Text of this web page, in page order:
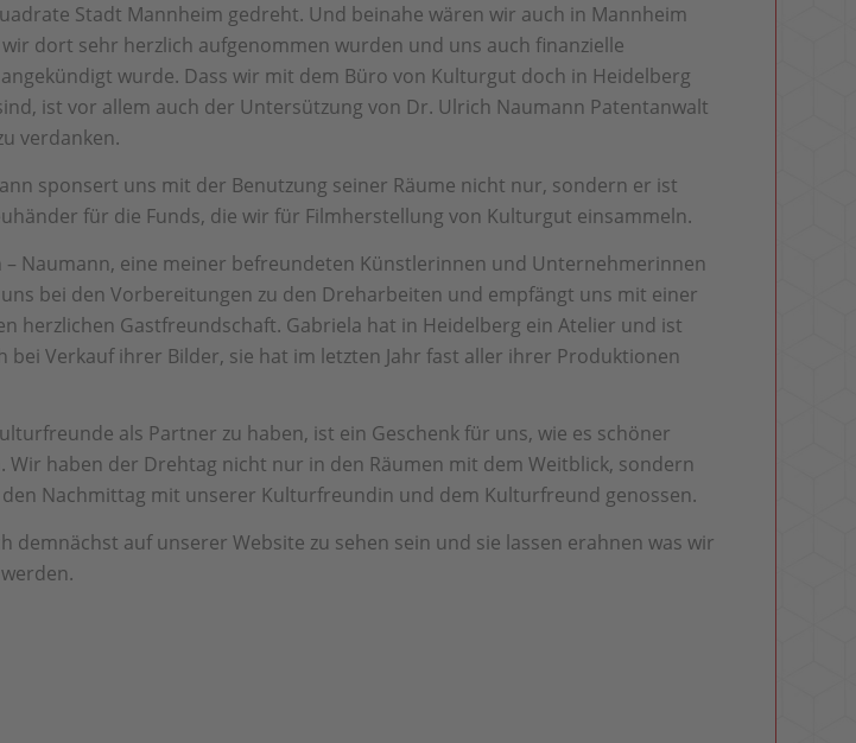
Stadt Mannheim gedreht. Und beinahe wären wir auch in Mannheim
dort sehr herzlich aufgenommen wurden und uns auch finanzielle
wurde. Dass wir mit dem Büro von Kulturgut doch in Heidelberg
ist vor allem auch der Untersützung von Dr. Ulrich Naumann Patentanwalt
verdanken.
sponsert uns mit der Benutzung seiner Räume nicht nur, sondern er ist
für die Funds, die wir für Filmherstellung von Kulturgut einsammeln.
– Naumann, eine meiner befreundeten Künstlerinnen und Unternehmerinnen
bei den Vorbereitungen zu den Dreharbeiten und empfängt uns mit einer
herzlichen Gastfreundschaft. Gabriela hat in Heidelberg ein Atelier und ist
bei Verkauf ihrer Bilder, sie hat im letzten Jahr fast aller ihrer Produktionen
als Partner zu haben, ist ein Geschenk für uns, wie es schöner
Wir haben der Drehtag nicht nur in den Räumen mit dem Weitblick, sondern
Nachmittag mit unserer Kulturfreundin und dem Kulturfreund genossen.
demnächst auf unserer Website zu sehen sein und sie lassen erahnen was wir